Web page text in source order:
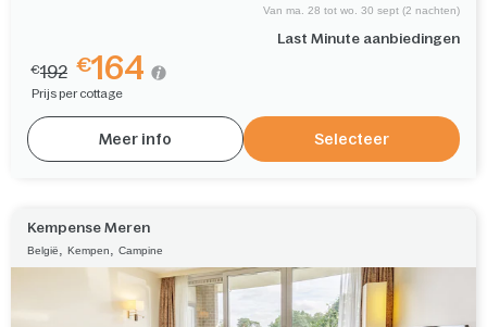
Last Minute aanbiedingen
Van ma. 28 tot wo. 30 sept (2 nachten)
€192 €164
Prijs per cottage
Meer info Selecteer
Kempense Meren
België Kempen Campine